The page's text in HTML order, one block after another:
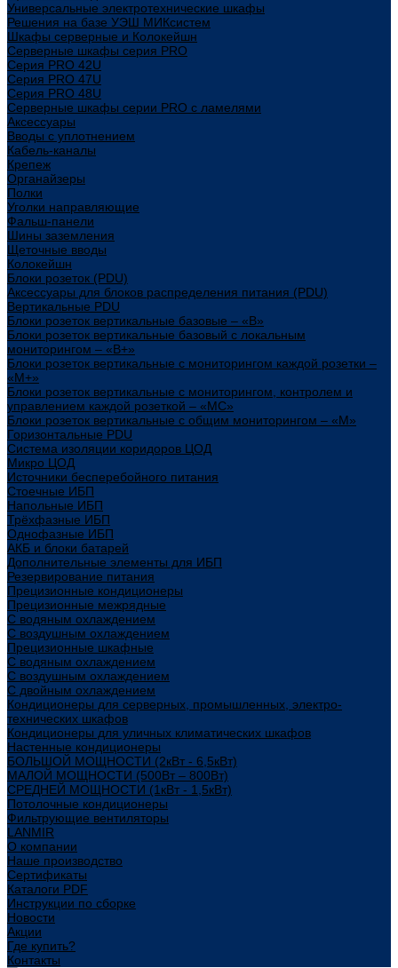
Универсальные электротехнические шкафы
Решения на базе УЭШ МИКсистем
Шкафы серверные и Колокейшн
Серверные шкафы серия PRO
Серия PRO 42U
Серия PRO 47U
Серия PRO 48U
Серверные шкафы серии PRO с ламелями
Аксессуары
Вводы с уплотнением
Кабель-каналы
Крепеж
Органайзеры
Полки
Уголки направляющие
Фальш-панели
Шины заземления
Щеточные вводы
Колокейшн
Блоки розеток (PDU)
Аксессуары для блоков распределения питания (PDU)
Вертикальные PDU
Блоки розеток вертикальные базовые – «В»
Блоки розеток вертикальные базовый с локальным
мониторингом – «В+»
Блоки розеток вертикальные с мониторингом каждой розетки –
«М+»
Блоки розеток вертикальные с мониторингом, контролем и
управлением каждой розеткой – «МС»
Блоки розеток вертикальные с общим мониторингом – «М»
Горизонтальные PDU
Система изоляции коридоров ЦОД
Микро ЦОД
Источники бесперебойного питания
Стоечные ИБП
Напольные ИБП
Трёхфазные ИБП
Однофазные ИБП
АКБ и блоки батарей
Дополнительные элементы для ИБП
Резервирование питания
Прецизионные кондиционеры
Прецизионные межрядные
С водяным охлаждением
С воздушным охлаждением
Прецизионные шкафные
С водяным охлаждением
С воздушным охлаждением
С двойным охлаждением
Кондиционеры для серверных, промышленных, электро-
технических шкафов
Кондиционеры для уличных климатических шкафов
Настенные кондиционеры
БОЛЬШОЙ МОЩНОСТИ (2кВт - 6,5кВт)
МАЛОЙ МОЩНОСТИ (500Вт – 800Вт)
СРЕДНЕЙ МОЩНОСТИ (1кВт - 1,5кВт)
Потолочные кондиционеры
Фильтрующие вентиляторы
LANMIR
О компании
Наше производство
Сертификаты
Каталоги PDF
Инструкции по сборке
Новости
Акции
Где купить?
Контакты